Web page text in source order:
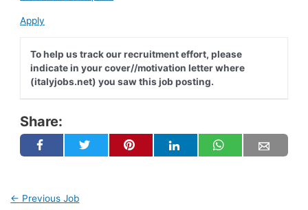
Apply
To help us track our recruitment effort, please
indicate in your cover//motivation letter where
(italyjobs.net) you saw this job posting.
Share:
← Previous Job